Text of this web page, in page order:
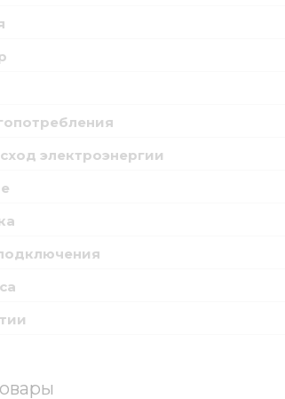
электроэнергии